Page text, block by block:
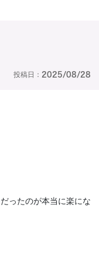
投稿日： 2025/08/28
ったのが本当に楽にな